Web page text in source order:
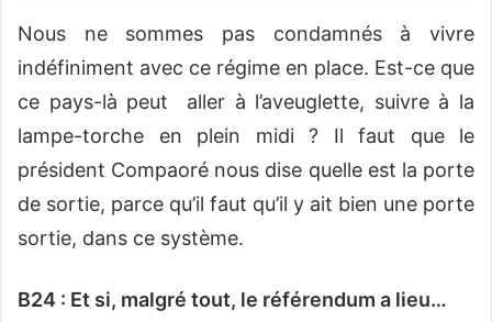
Nous ne sommes pas condamnés à vivre
indéfiniment avec ce régime en place. Est-ce que
ce pays-là peut aller à l’aveuglette, suivre à la
lampe-torche en plein midi ? Il faut que le
président Compaoré nous dise quelle est la porte
de sortie, parce qu’il faut qu’il y ait bien une porte
sortie, dans ce système.
B24 : Et si, malgré tout, le référendum a lieu…